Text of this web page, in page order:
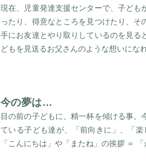
現在、児童発達支援センターで、子ども
ったり、得意なところを見つけたり、
手にお友達とやり取りしているのを見る
どもを見送るお父さんのような想いにな
今の夢は…
目の前の子どもに、精一杯を傾ける事
ている子ども達が、「前向きに」、「
「こんにちは」や「またね」の挨拶 ＝